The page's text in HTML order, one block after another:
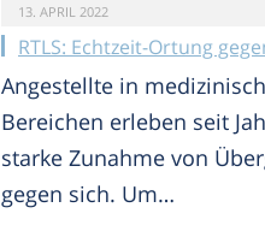
13. APRIL 2022
RTLS: Echtzeit-Ortung
Angestellte in
Bereichen erleben seit
starke Zunahme von
gegen sich. Um…